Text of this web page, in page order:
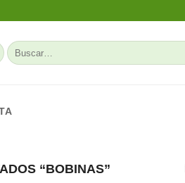
Buscar
por:
“BOBINAS”